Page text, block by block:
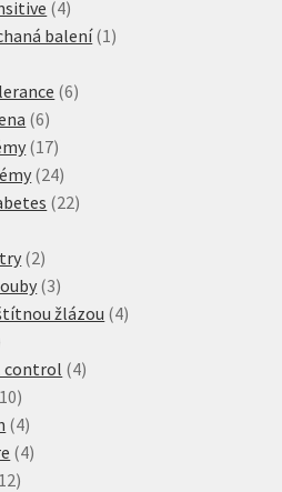
produkt
44
produkty
balení 1 1
66
66
produktů
1717
produktů
2424
produktů
2222
22
produkty
33
produkty
žlázou 44
control 44
1010
produktů
44
produkty
44
1212